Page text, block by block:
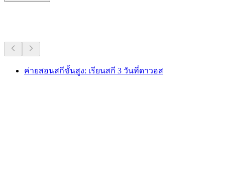
ค่ายสอนสกีขั้นสูง: เรียนสกี 3 วันที่ดาวอส